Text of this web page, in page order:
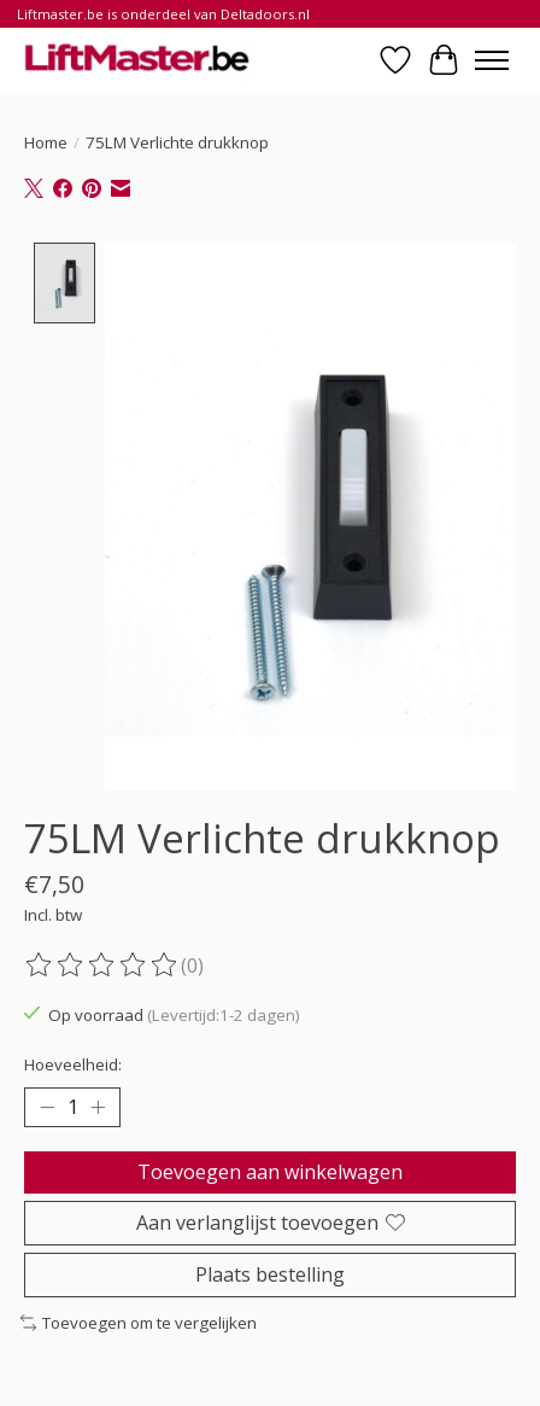
Liftmaster.be is onderdeel van Deltadoors.nl
Verlanglijst
Home / 75LM Verlichte drukknop
75LM Verlichte drukknop
€7,50
Incl. btw
De beoordeling van dit product is
(0)
Op voorraad (Levertijd:1-2 dagen)
Hoeveelheid:
Toevoegen aan winkelwagen
Aan verlanglijst toevoegen
Plaats bestelling
Toevoegen om te vergelijken